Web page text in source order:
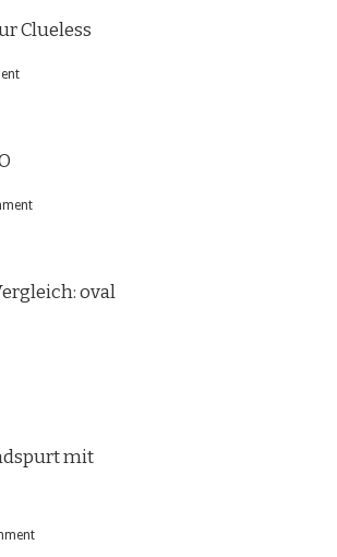
Clueless
oval
mit